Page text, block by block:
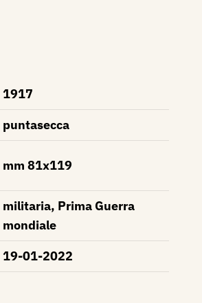
1917
puntasecca
mm 81x119
militaria, Prima Guerra
mondiale
19-01-2022